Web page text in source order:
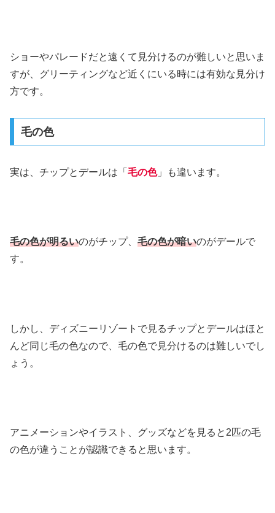
ショーやパレードだと遠くて見分けるのが難しいと思いま
すが、グリーティングなど近くにいる時には有効な見分け
方です。
毛の色
実は、チップとデールは「 毛の色」も違います。
毛の色が明るいのがチップ、 毛の色が暗いのがデールで
す。
しかし、ディズニーリゾートで見るチップとデールはほと
んど同じ毛の色なので、毛の色で見分けるのは難しいでし
ょう。
アニメーションやイラスト、グッズなどを見ると2匹の毛
の色が違うことが認識できると思います。